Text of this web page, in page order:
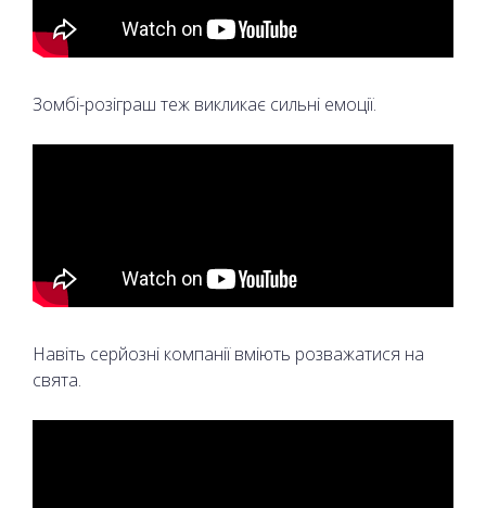
Зомбі-розіграш теж викликає сильні емоції.
Навіть серйозні компанії вміють розважатися на
свята.